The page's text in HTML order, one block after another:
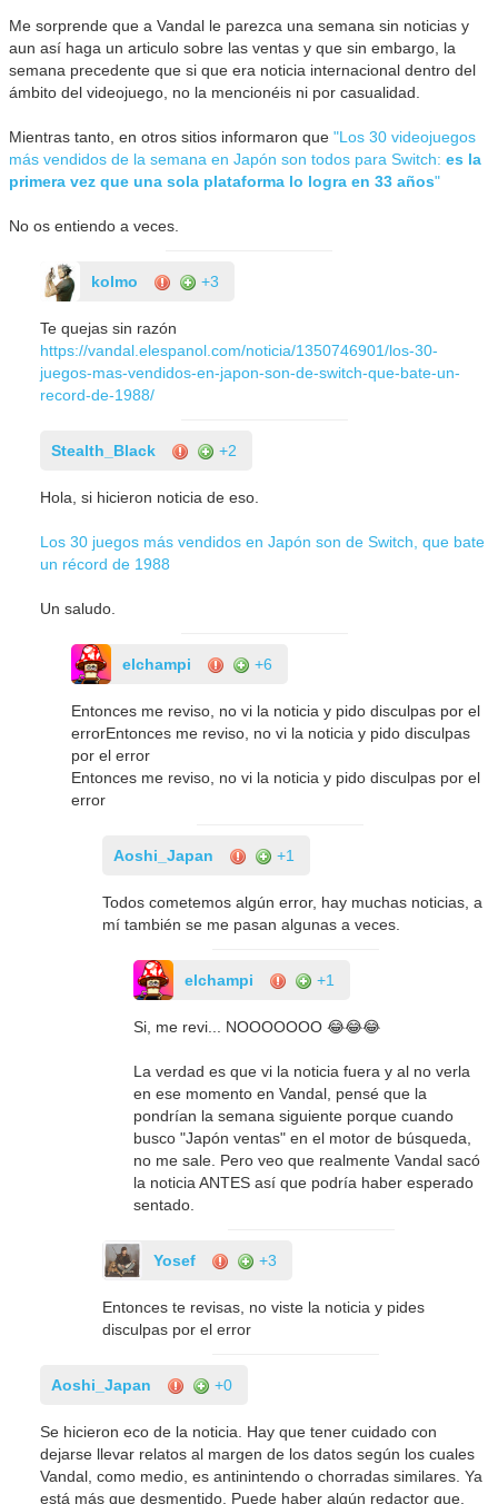
Me sorprende que a Vandal le parezca una semana sin noticias y
aun así haga un articulo sobre las ventas y que sin embargo, la
semana precedente que si que era noticia internacional dentro del
ámbito del videojuego, no la mencionéis ni por casualidad.
Mientras tanto, en otros sitios informaron que"Los 30 videojuegos
más vendidos de la semana en Japón son todos para Switch:es la
primera vez que una sola plataforma lo logra en 33 años"
No os entiendo a veces.
kolmo +3
Te quejas sin razón
https://vandal.elespanol.com/noticia/1350746901/los-30-
juegos-mas-vendidos-en-japon-son-de-switch-que-bate-un-
record-de-1988/
Stealth_Black +2
Hola, si hicieron noticia de eso.
Los 30 juegos más vendidos en Japón son de Switch, que bate
un récord de 1988
Un saludo.
elchampi +6
Entonces me reviso, no vi la noticia y pido disculpas por el
errorEntonces me reviso, no vi la noticia y pido disculpas
por el error
Entonces me reviso, no vi la noticia y pido disculpas por el
error
Aoshi_Japan +1
Todos cometemos algún error, hay muchas noticias, a
mí también se me pasan algunas a veces.
elchampi +1
Si, me revi... NOOOOOOO 😂😂😂
La verdad es que vi la noticia fuera y al no verla
en ese momento en Vandal, pensé que la
pondrían la semana siguiente porque cuando
busco "Japón ventas" en el motor de búsqueda,
no me sale. Pero veo que realmente Vandal sacó
la noticia ANTES así que podría haber esperado
sentado.
Yosef +3
Entonces te revisas, no viste la noticia y pides
disculpas por el error
Aoshi_Japan +0
Se hicieron eco de la noticia. Hay que tener cuidado con
dejarse llevar relatos al margen de los datos según los cuales
Vandal, como medio, es antinintendo o chorradas similares. Ya
está más que desmentido. Puede haber algún redactor que,